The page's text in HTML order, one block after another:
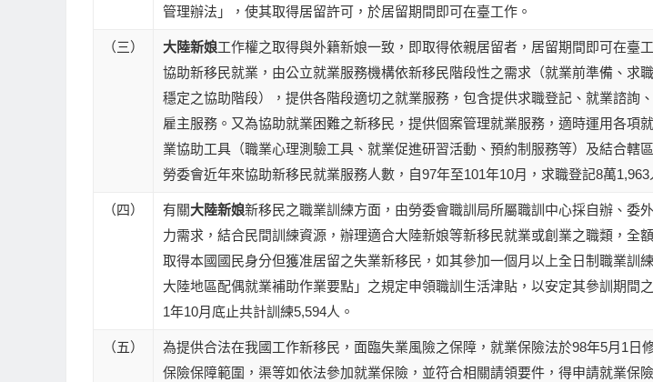
管理辦法」，使其取得居留許可，於居留期間即可在臺工作。
（三） 大陸新娘工作權之取得與外籍新娘一致，即取得依親居留者，居留期間即可在臺
協助新移民就業，由公立就業服務機構依新移民階段性之需求（就業前準備、求
穩定之協助階段），提供各階段適切之就業服務，包含提供求職登記、就業諮詢
雇主服務。又為協助就業困難之新移民，提供個案管理就業服務，適時運用各項
業協助工具（職業心理測驗工具、就業促進研習活動、預約制服務等）及結合轄
勞委會近年來協助新移民就業服務人數，自97年至101年10月，求職登記8萬1,963
（四） 有關大陸新娘新移民之職業訓練方面，由勞委會職訓局所屬職訓中心採自辦、委
力需求，結合民間訓練資源，辦理適合大陸新娘等新移民就業或創業之職類，全
取得本國國民身分但獲准居留之失業新移民，如其參加一個月以上全日制職業訓
大陸地區配偶就業補助作業要點」之規定申領職訓生活津貼，以安定其參訓期間
1年10月底止共計訓練5,594人。
（五）
為提供合法在我國工作新移民，面臨失業風險之保障，就業保險法於98年5月1日
保險保障範圍，渠等如依法參加就業保險，並符合相關請領要件，得申請就業保